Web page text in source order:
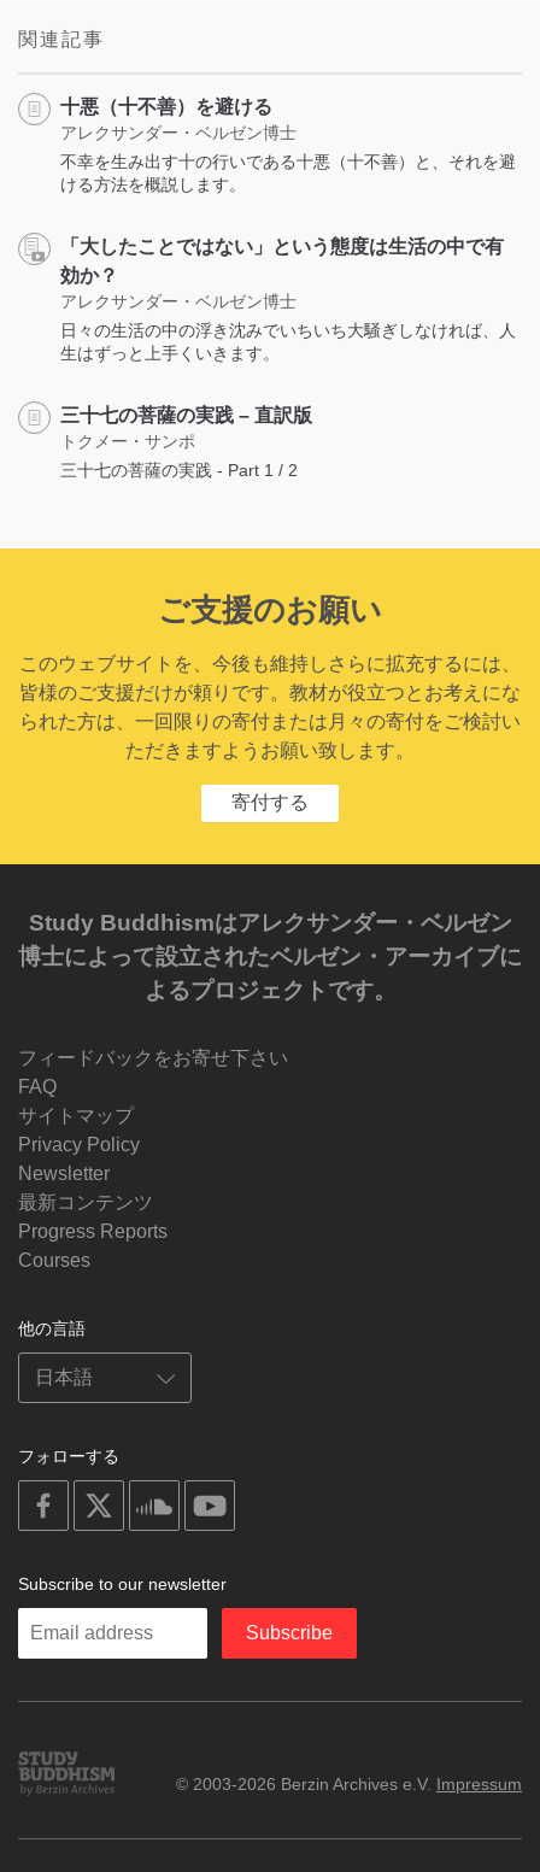
関連記事
十悪（十不善）を避ける
アレクサンダー・ベルゼン博士
不幸を生み出す十の行いである十悪（十不善）と、それを避
ける方法を概説します。
「大したことではない」という態度は生活の中で有
効か？
アレクサンダー・ベルゼン博士
日々の生活の中の浮き沈みでいちいち大騒ぎしなければ、人
生はずっと上手くいきます。
三十七の菩薩の実践 – 直訳版
トクメー・サンポ
三十七の菩薩の実践 - Part 1 / 2
ご支援のお願い
このウェブサイトを、今後も維持しさらに拡充するには、
皆様のご支援だけが頼りです。教材が役立つとお考えにな
られた方は、一回限りの寄付または月々の寄付をご検討い
ただきますようお願い致します。
寄付する
Study Buddhismはアレクサンダー・ベルゼン
博士によって設立されたベルゼン・アーカイブに
よるプロジェクトです。
フィードバックをお寄せ下さい
FAQ
サイトマップ
Privacy Policy
Newsletter
最新コンテンツ
Progress Reports
Courses
他の言語
フォローする
on
facebook
soundcloud
Subscribe to our newsletter
Enter
Subscribe
Study
Buddhism
© 2003-2026 Berzin Archives e.V. Impressum